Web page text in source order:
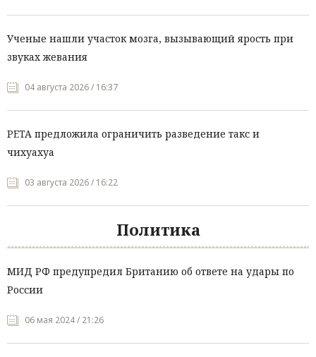
Ученые нашли участок мозга, вызывающий ярость при
звуках жевания
04 августа 2026 / 16:37
PETA предложила ограничить разведение такс и
чихуахуа
03 августа 2026 / 16:22
Политика
МИД РФ предупредил Британию об ответе на удары по
России
06 мая 2024 / 21:26